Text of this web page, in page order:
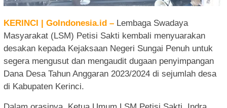
KERINCI | GoIndonesia.id – Lembaga Swadaya
Masyarakat (LSM) Petisi Sakti kembali menyuarakan
desakan kepada Kejaksaan Negeri Sungai Penuh untuk
segera mengusut dan mengaudit dugaan penyimpangan
Dana Desa Tahun Anggaran 2023/2024 di sejumlah desa
di Kabupaten Kerinci.